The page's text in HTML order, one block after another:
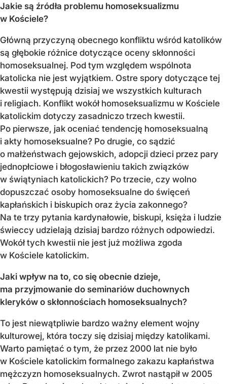
Jakie są źródła problemu homoseksualizmu
w Kościele?
Główną przyczyną obecnego konfliktu wśród katolików
są głębokie różnice dotyczące oceny skłonności
homoseksualnej. Pod tym względem wspólnota
katolicka nie jest wyjątkiem. Ostre spory dotyczące tej
kwestii występują dzisiaj we wszystkich kulturach
i religiach. Konflikt wokół homoseksualizmu w Kościele
katolickim dotyczy zasadniczo trzech kwestii.
Po pierwsze, jak oceniać tendencję homoseksualną
i akty homoseksualne? Po drugie, co sądzić
o małżeństwach gejowskich, adopcji dzieci przez pary
jednopłciowe i błogosławieniu takich związków
w świątyniach katolickich? Po trzecie, czy wolno
dopuszczać osoby homoseksualne do święceń
kapłańskich i biskupich oraz życia zakonnego?
Na te trzy pytania kardynałowie, biskupi, księża i ludzie
świeccy udzielają dzisiaj bardzo różnych odpowiedzi.
Wokół tych kwestii nie jest już możliwa zgoda
w Kościele katolickim.
Jaki wpływ na to, co się obecnie dzieje,
ma przyjmowanie do seminariów duchownych
kleryków o skłonnościach homoseksualnych?
To jest niewątpliwie bardzo ważny element wojny
kulturowej, która toczy się dzisiaj między katolikami.
Warto pamiętać o tym, że przez 2000 lat nie było
w Kościele katolickim formalnego zakazu kapłaństwa
mężczyzn homoseksualnych. Zwrot nastąpił w 2005